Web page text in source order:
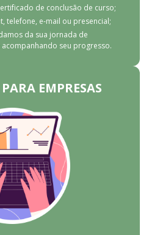
de conclusão de curso;
telefone, e-mail ou presencial;
da sua jornada de
seu progresso.
EMPRESAS